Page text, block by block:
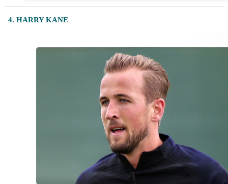
4. HARRY KANE